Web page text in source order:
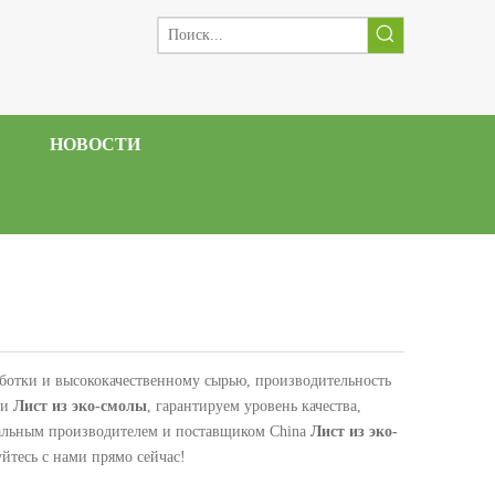
НОВОСТИ
и высококачественному сырью, производительность
Лист из эко-смолы, гарантируем уровень качества,
производителем и поставщиком China Лист из эко-
с нами прямо сейчас!